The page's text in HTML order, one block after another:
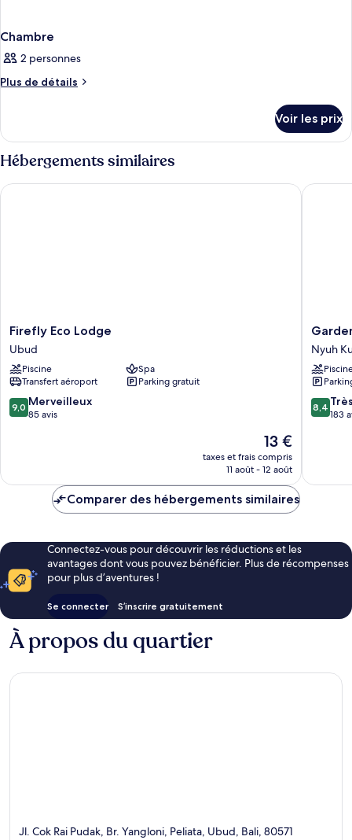
Chambre
2 personnes
Plus de détails
Plus
le
type
de
chambre
Chambre
Voir les prix
Hébergements similaires
Firefly
Eco
Lodge
Ubud
Firefly Eco Lodge
Ubud
Piscine
Spa
Transfert aéroport
Parking gratuit
9.0
sur
9,0 Merveilleux
85 avis
Le
nouveau
prix
de
13 €
taxes et frais compris
11 août - 12 août
Firefly Eco Lodge
Garden
View
Ubud
Nyuh
Kuning
Nyuh
8.4
sur
8,4
183
Garden
Comparer des hébergements similaires
Connectez-vous pour découvrir les réductions et les
avantages dont vous pouvez bénéficier. Plus de récompenses
pour plus d’aventures !
Se connecter S’inscrire gratuitement
À propos du quartier
Jl. Cok Rai Pudak, Br. Yangloni, Peliata, Ubud, Bali, 80571